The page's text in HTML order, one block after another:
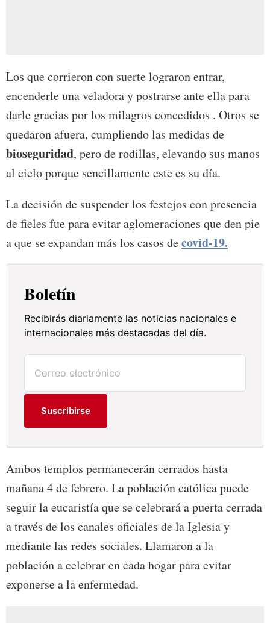
Los que corrieron con suerte lograron entrar,
encenderle una veladora y postrarse ante ella para
darle gracias por los milagros concedidos . Otros se
quedaron afuera, cumpliendo las medidas de
bioseguridad, pero de rodillas, elevando sus manos
al cielo porque sencillamente este es su día.
La decisión de suspender los festejos con presencia
de fieles fue para evitar aglomeraciones que den pie
a que se expandan más los casos decovid-19.
Boletín
Recibirás diariamente las noticias nacionales e
internacionales más destacadas del día.
Suscribirse
Ambos templos permanecerán cerrados hasta
mañana 4 de febrero. La población católica puede
seguir la eucaristía que se celebrará a puerta cerrada
a través de los canales oficiales de la Iglesia y
mediante las redes sociales. Llamaron a la
población a celebrar en cada hogar para evitar
exponerse a la enfermedad.